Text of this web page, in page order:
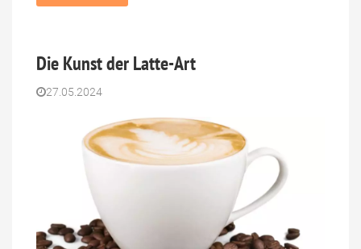
Die Kunst der Latte-Art
27.05.2024